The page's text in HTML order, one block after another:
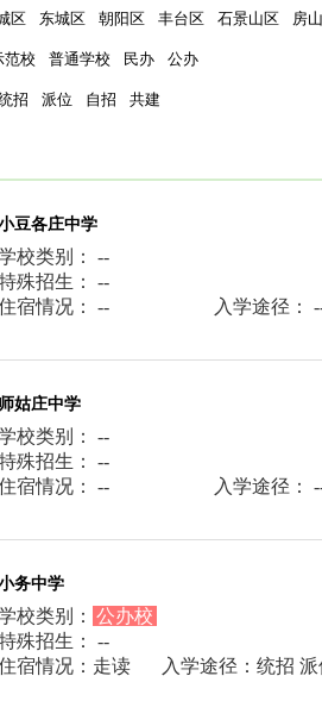
区 东城区 朝阳区 丰台区 石景山区 房
范校 普通学校 民办 公办
招 派位 自招 共建
豆各庄中学
校类别： --
殊招生： --
宿情况： --
入学途径：
师姑庄中学
校类别： --
殊招生： --
宿情况： --
入学途径：
务中学
校类别： 公办校
殊招生： --
宿情况：走读
入学途径：统招